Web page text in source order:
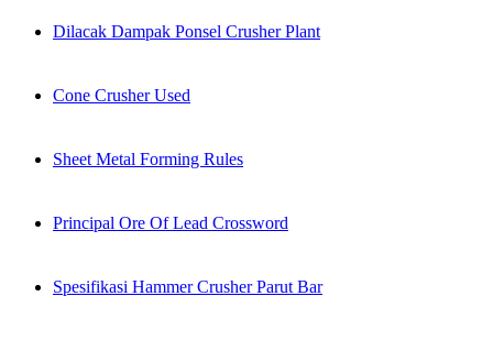
Dilacak Dampak Ponsel Crusher Plant
Cone Crusher Used
Sheet Metal Forming Rules
Principal Ore Of Lead Crossword
Spesifikasi Hammer Crusher Parut Bar